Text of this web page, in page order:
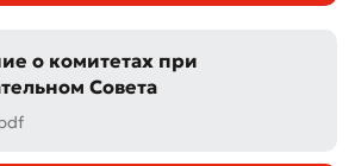
о комитетах при
Совета